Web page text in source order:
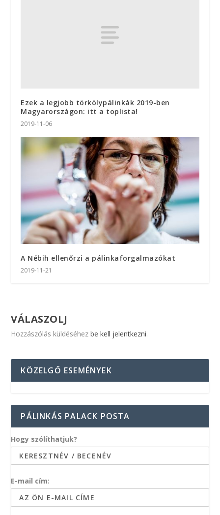
Ezek a legjobb törkölypálinkák 2019-ben
Magyarországon: itt a toplista!
2019-11-06
A Nébih ellenőrzi a pálinkaforgalmazókat
2019-11-21
VÁLASZOLJ
Hozzászólás küldéséhezbe kell jelentkezni.
KÖZELGŐ ESEMÉNYEK
PÁLINKÁS PALACK POSTA
Hogy szólíthatjuk?
E-mail cím: